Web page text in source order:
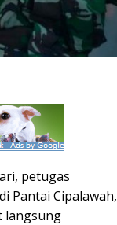
petugas
Pantai Cipalawah,
langsung